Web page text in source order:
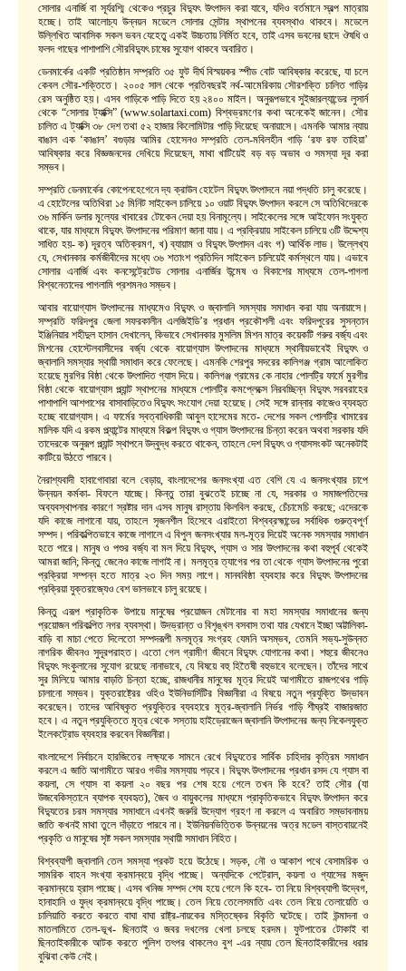
সোলার এনার্জি বা সূর্যরশ্মি থেকেও প্রচুর বিদ্যুৎ উৎপাদন করা যাবে, যদিও বর্তমানে স্বল্প মাত্রায়
হচ্ছে। তাই আলোচ্য উন্নয়ন মডেলে সোলার সেন্টার স্থাপনের ব্যবস্থাও থাকবে। মডেলে
উল্লিখিত আবাসিক সকল ভবন যেহেতু একই উচ্চতায় নির্মিত হবে, তাই এসব ভবনের ছাদে ঔষধি ও
ফলদ গাছের পাশাপাশি সৌরবিদ্যুৎ চাষের সুযোগ থাকবে অবারিত।
ডেনমার্কের একটি প্রতিষ্ঠান সম্প্রতি ৩৫ ফুট দীর্ঘ বিস্ময়কর স্পীড বোট আবিষ্কার করেছে, যা চলে
কেবল সৌর-শক্তিতে। ২০০৫ সাল থেকে প্রতিবছরই নর্থ-আমেরিকায় সৌরশক্তি চালিত গাড়ির
রেস অনুষ্ঠিত হয়। এসব গাড়িকে পাড়ি দিতে হয় ২৪০০ মাইল। অনুরূপভাবে সুইজারল্যান্ডের লুসার্ন
থেকে “সোলার ট্যাক্সি” (www.solartaxi.com) বিশ্বভ্রমণের কথা অনেকেই জানেন। সৌর
চালিত এ ট্যাক্সি ৩৮ দেশ তথা ৫২ হাজার কিলোমিটার পাড়ি দিয়েছে অনায়াসে। এমনকি আমার ন্যায়
বাঙাল এক ‘কাঙাল’ বগুড়ার আমির হোসেনও সম্প্রতি তেল-মবিলহীন গাড়ি ‘রফ রফ তাহিয়া’
আবিষ্কার করে বিজ্ঞজনদের দেখিয়ে দিয়েছেন, মাথা খাটিয়েই বড় বড় অভাব ও সমস্যা দূর করা
সম্ভব।
সম্প্রতি ডেনমার্কের কোপেনহেগেনে দ্য ক্রাউন হোটেল বিদ্যুৎ উৎপাদনে নয়া পদ্ধতি চালু করেছে।
এ হোটেলের অতিথিরা ১৫ মিনিট সাইকেল চালিয়ে ১০ ওয়াট বিদ্যুৎ উৎপাদন করলে সে অতিথিদেরকে
৩৬ মার্কিন ডলার মূল্যের খাবারের টোকেন দেয়া হয় বিনামূল্যে। সাইকেলের সঙ্গে আইফোন সংযুক্ত
থাকে, যার মাধ্যমে বিদ্যুৎ উৎপাদনের পরিমাণ জানা যায়। এ প্রক্রিয়ায় সাইকেল চালিয়ে ৩টি উদ্দেশ্য
সাধিত হয়- ক) দূরত্ব অতিক্রমণ, খ) ব্যায়াম ও বিদ্যুৎ উৎপাদন এবং গ) আর্থিক লাভ। উল্লেখ্য
যে, সেখানকার কর্মজীবীদের মধ্যে ৩৬ শতাংশ প্রতিদিন সাইকেল চালিয়েই কর্মস্থলে যায়। এভাবে
সোলার এনার্জি এবং কনসেন্ট্রেটেড সোলার এনার্জির উন্মেষ ও বিকাশের মাধ্যমে তেল-পাগলা
বিশ্বনেতাদের পাগলামি প্রশমনও সম্ভব।
আবার বায়োগ্যাস উৎপাদনের মাধ্যমেও বিদ্যুৎ ও জ্বালানি সমস্যার সমাধান করা যায় অনায়াসে।
সম্প্রতি ফরিদপুর জেলা সফরকালীন এলজিইডি’র প্রধান প্রকৌশলী এবং ফরিদপুরের সুসন্তান
ইঞ্জিনিয়ার শহীদুল হাসান দেখালেন, কিভাবে সেখানকার মুসলিম মিশন মাত্র কয়েকটি গরুর বর্জ্য এবং
মিশনের হোস্টেলবাসীদের বর্জ্য থেকে বায়োগ্যাস উৎপাদনের মাধ্যমে স্থানীয়ভাবেই বিদ্যুৎ ও
জ্বালানি সমস্যার স্থায়ী সমাধান করে ফেলেছে। এমনকি শেরপুর সদরের কালিগঞ্জ গ্রাম আলোকিত
হয়েছে মুরগির বিষ্ঠা থেকে উৎপাদিত গ্যাস দিয়ে। কালিগঞ্জ গ্রামের কে নাহার পোলট্রি ফার্মে মুরগীর
বিষ্ঠা থেকে বায়োগ্যাস প্ল্যান্ট স্থাপনের মাধ্যমে পোলট্রি কমপ্লেক্সে নিরবচ্ছিন্ন বিদ্যুৎ সরবরাহের
পাশাপাশি আশপাশের বাসাবাড়িতেও বিদ্যুৎ সংযোগ দেয়া হয়েছে। সেই সঙ্গে রান্নার কাজেও ব্যবহৃত
হচ্ছে বায়োগ্যাস। এ ফার্মের স্বত্বাধিকারী আবুল হাসেমের মতে- দেশের সকল পোলট্রি খামারের
মালিক যদি এ রকম প্ল্যান্টের মাধ্যমে বিকল্প বিদ্যুৎ ও গ্যাস উৎপাদনের চিন্তা করেন অথবা সরকার যদি
তাদেরকে অনুরূপ প্ল্যান্ট স্থাপনে উদ্বুদ্ধ করতে থাকেন, তাহলে দেশ বিদ্যুৎ ও গ্যাসসংকট অনেকটাই
কাটিয়ে উঠতে পারবে।
নৈরাশ্যবাদী হাবাগোবারা বলে বেড়ায়, বাংলাদেশের জনসংখ্যা এত বেশি যে এ জনসংখ্যার চাপে
উন্নয়ন কর্মকা- বিফলে যাচ্ছে। কিন্তু তারা বুঝতেই চাচ্ছে না যে, সরকার ও সমাজপতিদের
অব্যবস্থাপনার কারণে স্রষ্টার দান এসব মানুষ রাস্তায় কিলবিল করছে, চেঁচামেচি করছে; এদেরকে
যদি কাজে লাগানো যায়, তাহলে সৃজনশীল হিসেবে এরাইতো বিশ্বব্রহ্মান্ডের সর্বাধিক গুরুত্বপূর্ণ
সম্পদ। পরিকল্পিতভাবে কাজে লাগালে এ বিপুল জনসংখ্যার মল-মূত্র দিয়েই অনেক সমস্যার সমাধান
হতে পারে। মানুষ ও পশুর বর্জ্য বা মল দিয়ে বিদ্যুৎ, গ্যাস ও সার উৎপাদনের কথা বহুপূর্ব থেকেই
আমরা জানি; কিন্তু জেনেও কাজে লাগাই না। মলমূত্র ত্যাগের পর তা থেকে গ্যাস উৎপাদনের পুরো
প্রক্রিয়া সম্পন্ন হতে মাত্র ২৩ দিন সময় লাগে। মানববিষ্ঠা ব্যবহার করে বিদ্যুৎ উৎপাদনের
প্রক্রিয়া যুক্তরাজ্যেও বেশ ভালভাবে চালু রয়েছে।
কিন্তু এরূপ প্রাকৃতিক উপায়ে মানুষের প্রয়োজন মেটানোর বা মহা সমস্যার সমাধানের জন্য
প্রয়োজন পরিকল্পিত নগর ব্যবস্থা। উদভ্রান্ত ও বিশৃঙ্খল বসবাস তথা যার যেখানে ইচ্ছা অট্টালিকা-
বাড়ি বা মাচা পেতে দিলেতো সম্পদরূপী মলমূত্র সংগ্রহ যেমনি অসম্ভব, তেমনি সভ্য-সুউন্নত
নাগরিক জীবনও সুদূরপরাহত। এতো গেল গ্রামীণ জীবনে বিদ্যুৎ যোগানের কথা। শহুরে জীবনেও
বিদ্যুৎ সংকুলানের সুযোগ রয়েছে নানাভাবে, যে বিষয়ে বহু হিতৈষী বহুভাবে বলেছেন। তাঁদের সাথে
সুর মিলিয়ে আমার বাড়তি চিন্তা হচ্ছে, রাজধানীর মানুষের মূত্র দিয়েই আগামীতে রাজপথের গাড়ি
চালানো সম্ভব। যুক্তরাষ্ট্রের ওহিও ইউনিভার্সিটির বিজ্ঞানীরা এ বিষয়ে নতুন প্রযুক্তি উদ্ভাবন
করেছেন। তাদের আবিষ্কৃত প্রযুক্তির ব্যবহারে মূত্র-জ্বালানি নির্ভর গাড়ি শীঘ্রই বাজারজাত
হবে। এ নতুন প্রযুক্তিতে মূত্র থেকে সস্তায় হাইড্রোজেন জ্বালানি উৎপাদনের জন্য নিকেলযুক্ত
ইলেকট্রোড ব্যবহার করবেন বিজ্ঞানীরা।
বাংলাদেশে নির্বাচনে হারজিতের লক্ষ্যকে সামনে রেখে বিদ্যুতের সার্বিক চাহিদার কৃত্রিম সমাধান
করলে এ জাতি আগামীতে আরও গভীর সমস্যায় পড়বে। বিদ্যুৎ উৎপাদনের প্রধান রসদ যে গ্যাস বা
কয়লা, সে গ্যাস বা কয়লা ২০ বছর পর শেষ হয়ে গেলে তখন কি হবে? তাই সৌর (যা
উজবেকিস্তানে ব্যাপক ব্যবহৃত), জৈব ও বায়ুকলের মাধ্যমে প্রাকৃতিকভাবে বিদ্যুৎ উৎপাদন করে
বিদ্যুতের চরম সমস্যার সমাধানে এখনই জরুরি উদ্যোগ গ্রহণ না করলে এ অবারিত সম্ভাবনাময়
জাতি কখনই মাথা তুলে দাঁড়াতে পারবে না। ইউনিয়নভিত্তিক উন্নয়নের অত্র মডেল বাস্তবায়নেই
প্রকৃতি ও মানুষের সৃষ্ট সকল সমস্যার স্থায়ী সমাধান নিহিত।
বিশ্বব্যাপী জ্বালানি তেল সমস্যা প্রকট হয়ে উঠেছে। সড়ক, নৌ ও আকাশ পথে বেসামরিক ও
সামরিক বাহন সংখ্যা ক্রমান্বয়ে বৃদ্ধি পাচ্ছে। অন্যদিকে পেট্রোল, কয়লা ও গ্যাসের মজুদ
ক্রমান্বয়ে হ্রাস পাচ্ছে। এসব খনিজ সম্পদ শেষ হয়ে গেলে কি হবে- তা নিয়ে বিশ্বব্যাপী উদ্বেগ,
হানাহানি ও যুদ্ধ ক্রমান্বয়ে বৃদ্ধি পাচ্ছে। তেল নিয়ে তেলেসমাতি এবং তেল নিয়ে তেলায়েতি ও
চালিয়াতি করতে করতে বাঘা বাঘা রাষ্ট্র-নায়কের মস্তিষ্কের বিকৃতি ঘটেছে। তাই উন্মাদনা ও
মাতলামিতে তেল-ভূখ- ছিনতাই ও জবর দখলের খেলা চলছে হরদম। ফুটপাতের টোকাই বা
ছিনতাইকারীকে আটক করতে পুলিশ তৎপর থাকলেও বুশ -এর ন্যায় তেল ছিনতাইকারীদের ধরার
বুঝিবা কেউ নেই।